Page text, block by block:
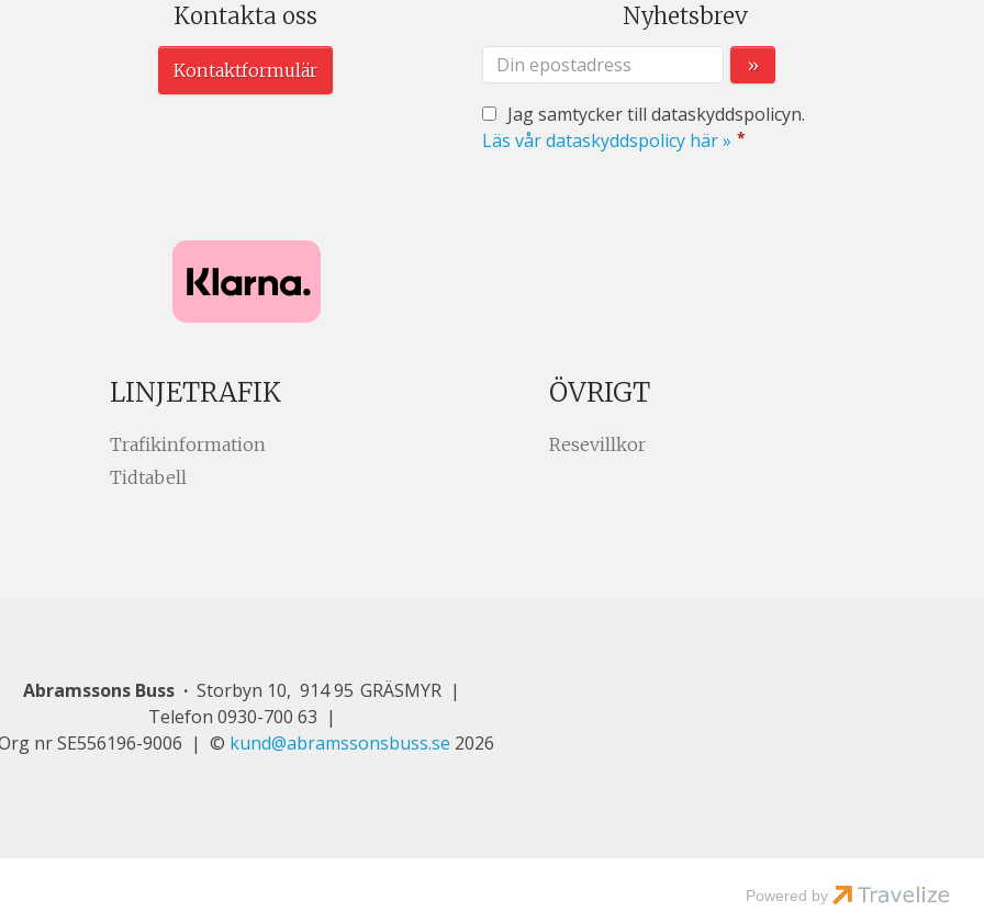
Kontakta oss
Kontaktformulär
Nyhetsbrev
Jag samtycker till dataskyddspolicyn.
Läs vår dataskyddspolicy här » *
LINJETRAFIK
Trafikinformation
Tidtabell
ÖVRIGT
Resevillkor
Abramssons Buss Storbyn 10 914 95 GRÄSMYR
Telefon 0930-700 63
nr SE556196-9006
© kund@abramssonsbuss.se 2026
Powered by